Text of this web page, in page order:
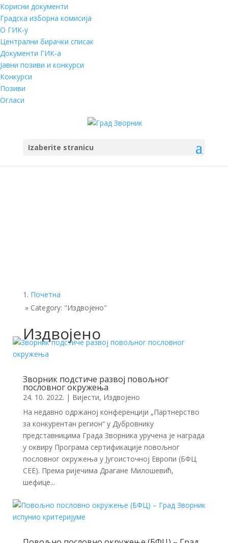
Корисни документи
Градска изборна комисија
О ГИК-у
Централни бирачки списак
Документи ГИК-а
Јавни позиви и конкурси
Конкурси
Позиви
Огласи
Izaberite stranicu
Почетна
» Category: "Издвојено"
Издвојено
Зворник подстиче развој повољног
пословног окружења
24. 10. 2022. | Вијести, Издвојено
На недавно одржаној конференцији „Партнерство
за конкурентан регион“ у Дубровнику
представницима Града Зворника уручена је награда
у оквиру Програма сертификације повољног
пословног окружења у Југоисточној Европи (БФЦ
СЕЕ). Према ријечима Драгане Милошевић,
шефице...